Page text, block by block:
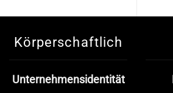
Körperschaftlich
Unternehmensidentität